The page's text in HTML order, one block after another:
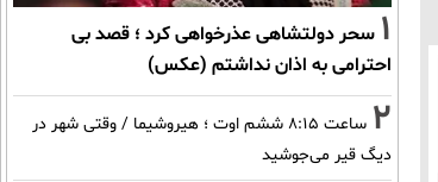
1 سحر دولتشاهی عذرخواهی کرد ؛ قصد بی
احترامی به اذان نداشتم (عکس)
2
ساعت ۸:۱۵ ششم اوت ؛ هیروشیما / وقتی شهر در
دیگ قیر می‌جوشید